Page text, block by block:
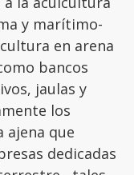
y marítimo-
en arena
bancos
jaulas y
los
ajena que
dedicadas